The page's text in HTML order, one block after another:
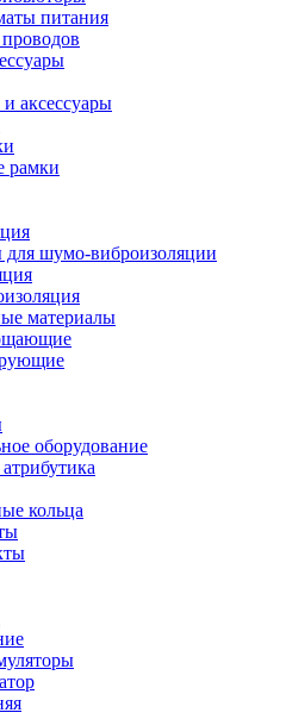
питания
аксессуары
рамки
для шумо-виброизоляции
материалы
оборудование
кольца